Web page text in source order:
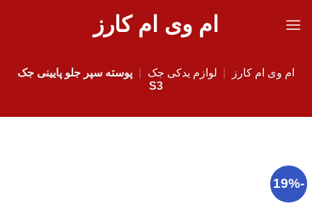
ام وی ام کارز
ام وی ام کارز لوازم یدکی جک
پوسته سپر جلو پایینی جک
S3
-19%